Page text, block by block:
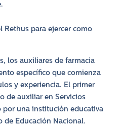
Rethus para ejercer como
los auxiliares de farmacia
específico que comienza
y experiencia. El primer
de auxiliar en Servicios
por una institución educativa
de Educación Nacional.